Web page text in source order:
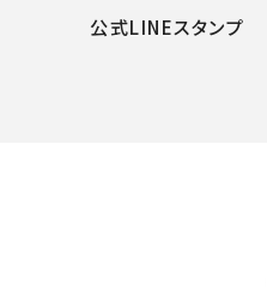
公式LINEスタンプ